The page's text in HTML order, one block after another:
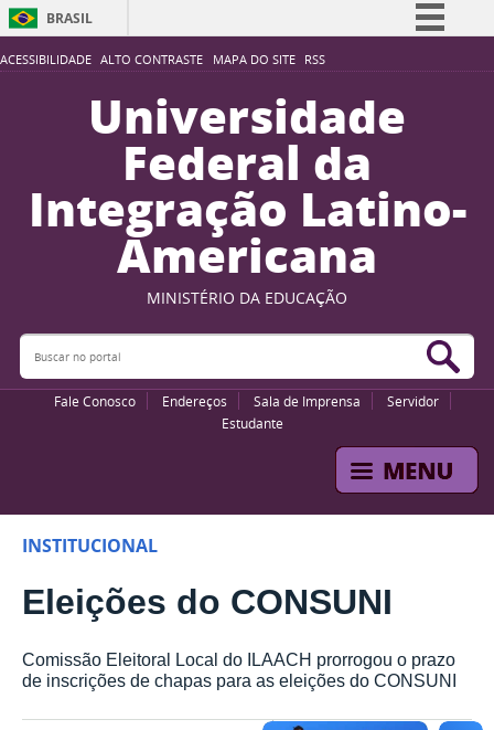
ACESSIBILIDADE ALTO CONTRASTE MAPA DO SITE RSS
BRASIL
Simplifique!
Participe
Acesso à informação
Legislação
Canais
Universidade
Federal da
Integração Latino-
Americana
MINISTÉRIO DA EDUCAÇÃO
Buscar no portal
Fale Conosco Endereços Sala de Imprensa
Servidor
Estudante
INSTITUCIONAL
Eleições do CONSUNI
Comissão Eleitoral Local do ILAACH prorrogou o prazo
de inscrições de chapas para as eleições do CONSUNI